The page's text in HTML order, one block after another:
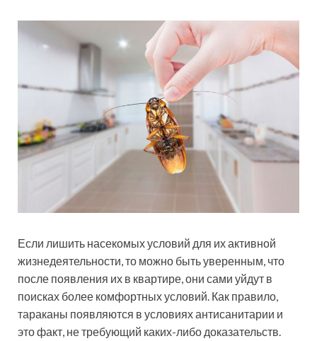
Если лишить насекомых условий для их активной
жизнедеятельности, то можно быть уверенным, что
после появления их в квартире, они сами уйдут в
поисках более комфортных условий. Как правило,
тараканы появляются в условиях антисанитарии и
это факт, не требующий каких-либо доказательств.